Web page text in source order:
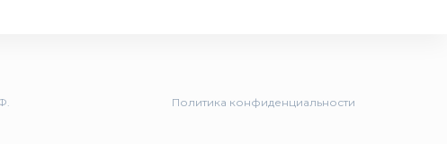
Политика конфиденциальности